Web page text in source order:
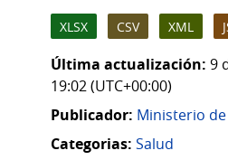
XLSX CSV XML
Última actualización: 9
19:02 (UTC+00:00)
Publicador: Ministerio
Categorias: Salud